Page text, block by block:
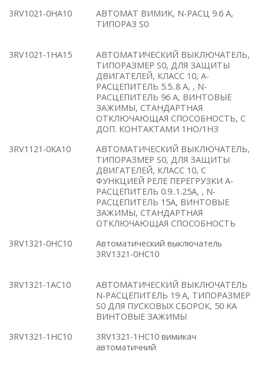
3RV1021-0HA10
АВТОМАТ ВИМИК, N-РАСЦ 9.6 A,
ТИПОРАЗ S0
3RV1021-1HA15
АВТОМАТИЧЕСКИЙ ВЫКЛЮЧАТЕЛЬ,
ТИПОРАЗМЕР S0, ДЛЯ ЗАЩИТЫ
ДВИГАТЕЛЕЙ, КЛАСС 10, A-
РАСЦЕПИТЕЛЬ 5.5..8 A, , N-
РАСЦЕПИТЕЛЬ 96 A, ВИНТОВЫЕ
ЗАЖИМЫ, СТАНДАРТНАЯ
ОТКЛЮЧАЮЩАЯ СПОСОБНОСТЬ, С
ДОП. КОНТАКТАМИ 1НO/1НЗ
3RV1121-0KA10
АВТОМАТИЧЕСКИЙ ВЫКЛЮЧАТЕЛЬ,
ТИПОРАЗМЕР S0, ДЛЯ ЗАЩИТЫ
ДВИГАТЕЛЕЙ, КЛАСС 10, С
ФУНКЦИЕЙ РЕЛЕ ПЕРЕГРУЗКИ A-
РАСЦЕПИТЕЛЬ 0.9..1.25A, , N-
РАСЦЕПИТЕЛЬ 15A, ВИНТОВЫЕ
ЗАЖИМЫ, СТАНДАРТНАЯ
ОТКЛЮЧАЮЩАЯ СПОСОБНОСТЬ
3RV1321-0HC10
Автоматический выключатель
3RV1321-0HC10
3RV1321-1AC10
АВТОМАТИЧЕСКИЙ ВЫКЛЮЧАТЕЛЬ
N-РАСЦЕПИТЕЛЬ 19 A, ТИПОРАЗМЕР
S0 ДЛЯ ПУСКОВЫХ СБОРОК, 50 KA
ВИНТОВЫЕ ЗАЖИМЫ
3RV1321-1HC10
3RV1321-1HC10 вимикач
автоматичний